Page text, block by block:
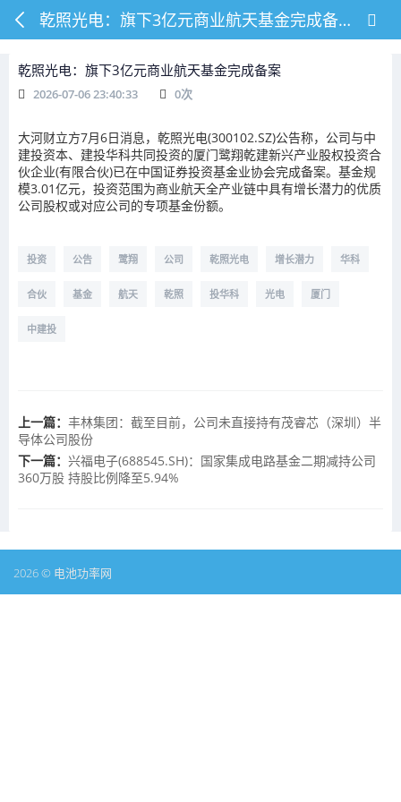
乾照光电：旗下3亿元商业航天基金完成备案
乾照光电：旗下3亿元商业航天基金完成备案
2026-07-06 23:40:33 0次
大河财立方7月6日消息，乾照光电(300102.SZ)公告称，公司与中
建投资本、建投华科共同投资的厦门鹭翔乾建新兴产业股权投资合
伙企业(有限合伙)已在中国证券投资基金业协会完成备案。基金规
模3.01亿元，投资范围为商业航天全产业链中具有增长潜力的优质
公司股权或对应公司的专项基金份额。
投资 公告 鹭翔 公司 乾照光电 增长潜力 华科
合伙 基金 航天 乾照 投华科 光电 厦门
中建投
上一篇： 丰林集团：截至目前，公司未直接持有茂睿芯（深圳）半
导体公司股份
下一篇： 兴福电子(688545.SH)：国家集成电路基金二期减持公司
360万股 持股比例降至5.94%
2026 © 电池功率网